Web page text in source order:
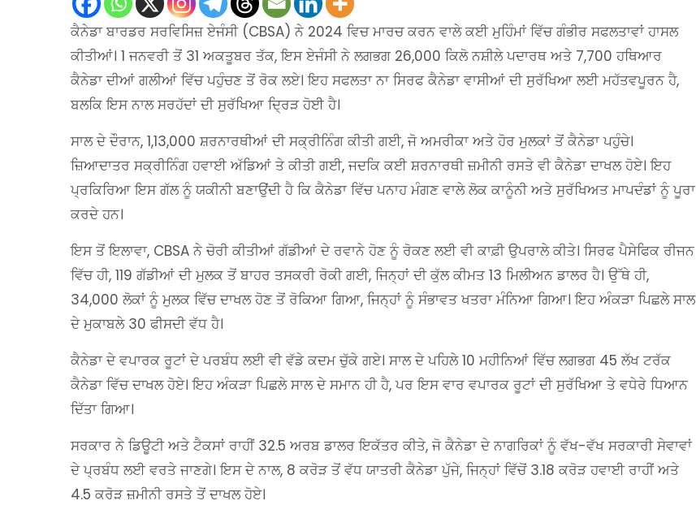
ਕੈਨੇਡਾ ਬਾਰਡਰ ਸਰਵਿਸਿਜ਼ ਏਜੰਸੀ (CBSA) ਨੇ 2024 ਵਿਚ ਮਾਰਚ ਕਰਨ ਵਾਲੇ ਕਈ ਮੁਹਿੰਮਾਂ ਵਿੱਚ ਗੰਭੀਰ ਸਫਲਤਾਵਾਂ ਹਾਸਲ
ਕੀਤੀਆਂ। 1 ਜਨਵਰੀ ਤੋਂ 31 ਅਕਤੂਬਰ ਤੱਕ, ਇਸ ਏਜੰਸੀ ਨੇ ਲਗਭਗ 26,000 ਕਿਲੋ ਨਸ਼ੀਲੇ ਪਦਾਰਥ ਅਤੇ 7,700 ਹਥਿਆਰ
ਕੈਨੇਡਾ ਦੀਆਂ ਗਲੀਆਂ ਵਿੱਚ ਪਹੁੰਚਣ ਤੋਂ ਰੋਕ ਲਏ। ਇਹ ਸਫਲਤਾ ਨਾ ਸਿਰਫ ਕੈਨੇਡਾ ਵਾਸੀਆਂ ਦੀ ਸੁਰੱਖਿਆ ਲਈ ਮਹੱਤਵਪੂਰਨ ਹੈ,
ਬਲਕਿ ਇਸ ਨਾਲ ਸਰਹੱਦਾਂ ਦੀ ਸੁਰੱਖਿਆ ਦ੍ਰਿੜ ਹੋਈ ਹੈ।
ਸਾਲ ਦੇ ਦੌਰਾਨ, 1,13,000 ਸ਼ਰਨਾਰਥੀਆਂ ਦੀ ਸਕ੍ਰੀਨਿੰਗ ਕੀਤੀ ਗਈ, ਜੋ ਅਮਰੀਕਾ ਅਤੇ ਹੋਰ ਮੁਲਕਾਂ ਤੋਂ ਕੈਨੇਡਾ ਪਹੁੰਚੇ।
ਜ਼ਿਆਦਾਤਰ ਸਕ੍ਰੀਨਿੰਗ ਹਵਾਈ ਅੱਡਿਆਂ ਤੇ ਕੀਤੀ ਗਈ, ਜਦਕਿ ਕਈ ਸ਼ਰਨਾਰਥੀ ਜ਼ਮੀਨੀ ਰਸਤੇ ਵੀ ਕੈਨੇਡਾ ਦਾਖਲ ਹੋਏ। ਇਹ
ਪ੍ਰਕਿਰਿਆ ਇਸ ਗੱਲ ਨੂੰ ਯਕੀਨੀ ਬਣਾਉਂਦੀ ਹੈ ਕਿ ਕੈਨੇਡਾ ਵਿੱਚ ਪਨਾਹ ਮੰਗਣ ਵਾਲੇ ਲੋਕ ਕਾਨੂੰਨੀ ਅਤੇ ਸੁਰੱਖਿਅਤ ਮਾਪਦੰਡਾਂ ਨੂੰ ਪੂਰਾ
ਕਰਦੇ ਹਨ।
ਇਸ ਤੋਂ ਇਲਾਵਾ, CBSA ਨੇ ਚੋਰੀ ਕੀਤੀਆਂ ਗੱਡੀਆਂ ਦੇ ਰਵਾਨੇ ਹੋਣ ਨੂੰ ਰੋਕਣ ਲਈ ਵੀ ਕਾਫ਼ੀ ਉਪਰਾਲੇ ਕੀਤੇ। ਸਿਰਫ ਪੈਸੇਫਿਕ ਰੀਜਨ
ਵਿੱਚ ਹੀ, 119 ਗੱਡੀਆਂ ਦੀ ਮੁਲਕ ਤੋਂ ਬਾਹਰ ਤਸਕਰੀ ਰੋਕੀ ਗਈ, ਜਿਨ੍ਹਾਂ ਦੀ ਕੁੱਲ ਕੀਮਤ 13 ਮਿਲੀਅਨ ਡਾਲਰ ਹੈ। ਉੱਥੇ ਹੀ,
34,000 ਲੋਕਾਂ ਨੂੰ ਮੁਲਕ ਵਿੱਚ ਦਾਖਲ ਹੋਣ ਤੋਂ ਰੋਕਿਆ ਗਿਆ, ਜਿਨ੍ਹਾਂ ਨੂੰ ਸੰਭਾਵਤ ਖਤਰਾ ਮੰਨਿਆ ਗਿਆ। ਇਹ ਅੰਕੜਾ ਪਿਛਲੇ ਸਾਲ
ਦੇ ਮੁਕਾਬਲੇ 30 ਫੀਸਦੀ ਵੱਧ ਹੈ।
ਕੈਨੇਡਾ ਦੇ ਵਪਾਰਕ ਰੂਟਾਂ ਦੇ ਪਰਬੰਧ ਲਈ ਵੀ ਵੱਡੇ ਕਦਮ ਚੁੱਕੇ ਗਏ। ਸਾਲ ਦੇ ਪਹਿਲੇ 10 ਮਹੀਨਿਆਂ ਵਿੱਚ ਲਗਭਗ 45 ਲੱਖ ਟਰੱਕ
ਕੈਨੇਡਾ ਵਿੱਚ ਦਾਖਲ ਹੋਏ। ਇਹ ਅੰਕੜਾ ਪਿਛਲੇ ਸਾਲ ਦੇ ਸਮਾਨ ਹੀ ਹੈ, ਪਰ ਇਸ ਵਾਰ ਵਪਾਰਕ ਰੂਟਾਂ ਦੀ ਸੁਰੱਖਿਆ ਤੇ ਵਧੇਰੇ ਧਿਆਨ
ਦਿੱਤਾ ਗਿਆ।
ਸਰਕਾਰ ਨੇ ਡਿਊਟੀ ਅਤੇ ਟੈਕਸਾਂ ਰਾਹੀਂ 32.5 ਅਰਬ ਡਾਲਰ ਇਕੱਤਰ ਕੀਤੇ, ਜੋ ਕੈਨੇਡਾ ਦੇ ਨਾਗਰਿਕਾਂ ਨੂੰ ਵੱਖ-ਵੱਖ ਸਰਕਾਰੀ ਸੇਵਾਵਾਂ
ਦੇ ਪ੍ਰਬੰਧ ਲਈ ਵਰਤੇ ਜਾਣਗੇ। ਇਸ ਦੇ ਨਾਲ, 8 ਕਰੋੜ ਤੋਂ ਵੱਧ ਯਾਤਰੀ ਕੈਨੇਡਾ ਪੁੱਜੇ, ਜਿਨ੍ਹਾਂ ਵਿੱਚੋਂ 3.18 ਕਰੋੜ ਹਵਾਈ ਰਾਹੀਂ ਅਤੇ
4.5 ਕਰੋੜ ਜ਼ਮੀਨੀ ਰਸਤੇ ਤੋਂ ਦਾਖਲ ਹੋਏ।